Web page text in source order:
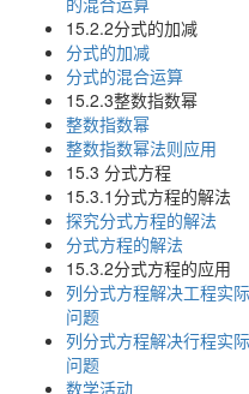
15.2.2分式的加减
分式的加减
分式的混合运算
15.2.3整数指数幂
整数指数幂
整数指数幂法则应用
15.3 分式方程
15.3.1分式方程的解法
探究分式方程的解法
分式方程的解法
15.3.2分式方程的应用
列分式方程解决工程实际
问题
列分式方程解决行程实际
问题
数学活动